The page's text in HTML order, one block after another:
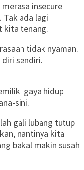
insecure.
Tak ada lagi
kita tenang.
tidak nyaman.
sendiri.
gaya hidup
sini.
gali lubang tutup
nantinya kita
bakal makin susah